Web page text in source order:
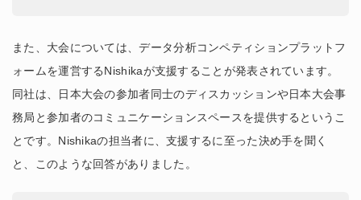
また、大会については、データ分析コンペティションプラットフ
ォームを運営するNishikaが支援することが発表されています。
同社は、日本大会の参加者同士のディスカッションや日本大会事
務局と参加者のコミュニケーションスペースを提供するというこ
とです。Nishikaの担当者に、支援するに至った決め手を聞く
と、このような回答がありました。